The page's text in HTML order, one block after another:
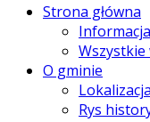
Strona główna
Wszystkie
O gminie
Rys